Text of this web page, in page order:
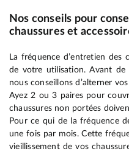
Nos conseils pour
chaussures et
La fréquence d’entretien des
de votre utilisation. Avant de
nous conseillons d’alterner
Ayez 2 ou 3 paires pour
chaussures non portées
Pour ce qui de la fréquence
une fois par mois. Cette
vieillissement de vos